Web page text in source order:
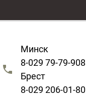
Минск
8-029 79-79-908
Брест
8-029 206-01-80